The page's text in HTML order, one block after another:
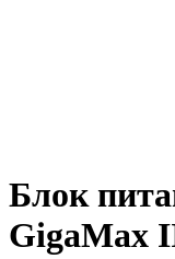
Блок
GigaMax